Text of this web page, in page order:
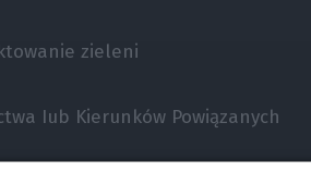
zieleni
Iub Kierunków Powiązanych